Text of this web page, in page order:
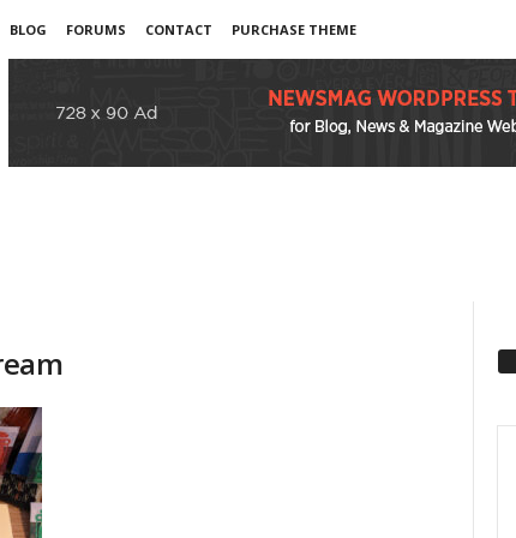
BLOG FORUMS CONTACT
PURCHASE THEME